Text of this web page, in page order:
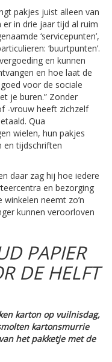
pakjes juist alleen van
in drie jaar tijd al ruim
‘servicepunten’,
‘buurtpunten’.
en kunnen
en hoe laat de
voor de sociale
je buren.” Zonder
-vrouw heeft zichzelf
Qua
wielen, hun pakjes
en tijdschriften
daar zag hij hoe iedere
en bezorging
neemt zo’n
kunnen veroorloven
PAPIER
DE HELFT
karton op vuilnisdag,
kartonsmurrie
het pakketje met de